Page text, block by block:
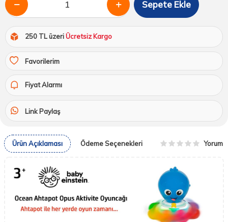
Sepete Ekle
250 TL üzeriÜcretsiz Kargo
Favorilerim
Fiyat Alarmı
Link Paylaş
Ürün Açıklaması Ödeme Seçenekleri Yorum